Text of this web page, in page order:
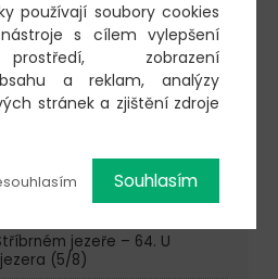
805 271
čtvrtek: 10:00-16:00
jezeře – 65. U
(6/8)
jezeře – 64. U
(5/8)
používají soubory cookies
s cílem vylepšení
zobrazení
a reklam, analýzy
stránek a zjištění zdroje
Souhlasím